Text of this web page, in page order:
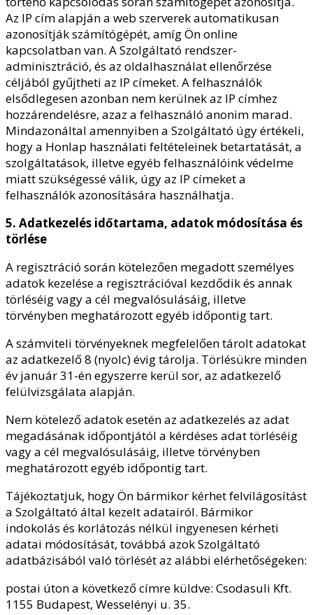
Az IP cím alapján a web szerverek automatikusan
azonosítják számítógépét, amíg Ön online
kapcsolatban van. A Szolgáltató rendszer-
adminisztráció, és az oldalhasználat ellenőrzése
céljából gyűjtheti az IP címeket. A felhasználók
elsődlegesen azonban nem kerülnek az IP címhez
hozzárendelésre, azaz a felhasználó anonim marad.
Mindazonáltal amennyiben a Szolgáltató úgy értékeli,
hogy a Honlap használati feltételeinek betartatását, a
szolgáltatások, illetve egyéb felhasználóink védelme
miatt szükségessé válik, úgy az IP címeket a
felhasználók azonosítására használhatja.
5. Adatkezelés időtartama, adatok módosítása és
törlése
A regisztráció során kötelezően megadott személyes
adatok kezelése a regisztrációval kezdődik és annak
törléséig vagy a cél megvalósulásáig, illetve
törvényben meghatározott egyéb időpontig tart.
A számviteli törvényeknek megfelelően tárolt adatokat
az adatkezelő 8 (nyolc) évig tárolja. Törlésükre minden
év január 31-én egyszerre kerül sor, az adatkezelő
felülvizsgálata alapján.
Nem kötelező adatok esetén az adatkezelés az adat
megadásának időpontjától a kérdéses adat törléséig
vagy a cél megvalósulásáig, illetve törvényben
meghatározott egyéb időpontig tart.
Tájékoztatjuk, hogy Ön bármikor kérhet felvilágosítást
a Szolgáltató által kezelt adatairól. Bármikor
indokolás és korlátozás nélkül ingyenesen kérheti
adatai módosítását, továbbá azok Szolgáltató
adatbázisából való törlését az alábbi elérhetőségeken:
postai úton a következő címre küldve: Csodasuli Kft.
1155 Budapest, Wesselényi u. 35.